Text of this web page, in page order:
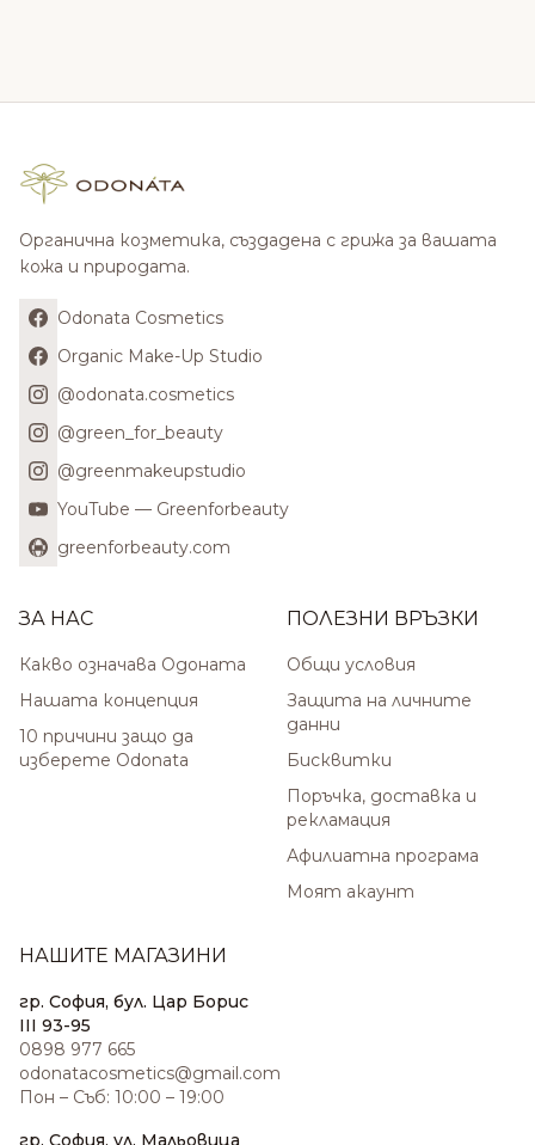
Органична козметика, създадена с грижа за вашата
кожа и природата.
Odonata Cosmetics
Organic Make-Up Studio
@odonata.cosmetics
@green_for_beauty
@greenmakeupstudio
YouTube — Greenforbeauty
greenforbeauty.com
ЗА НАС
Какво означава Одоната
Нашата концепция
10 причини защо да
изберете Odonata
ПОЛЕЗНИ ВРЪЗКИ
Общи условия
Защита на личните
данни
Бисквитки
Поръчка, доставка и
рекламация
Афилиатна програма
Моят акаунт
НАШИТЕ МАГАЗИНИ
гр. София, бул. Цар Борис
III 93-95
0898 977 665
odonatacosmetics@gmail.com
Пон – Съб: 10:00 – 19:00
гр. София, ул. Мальовица